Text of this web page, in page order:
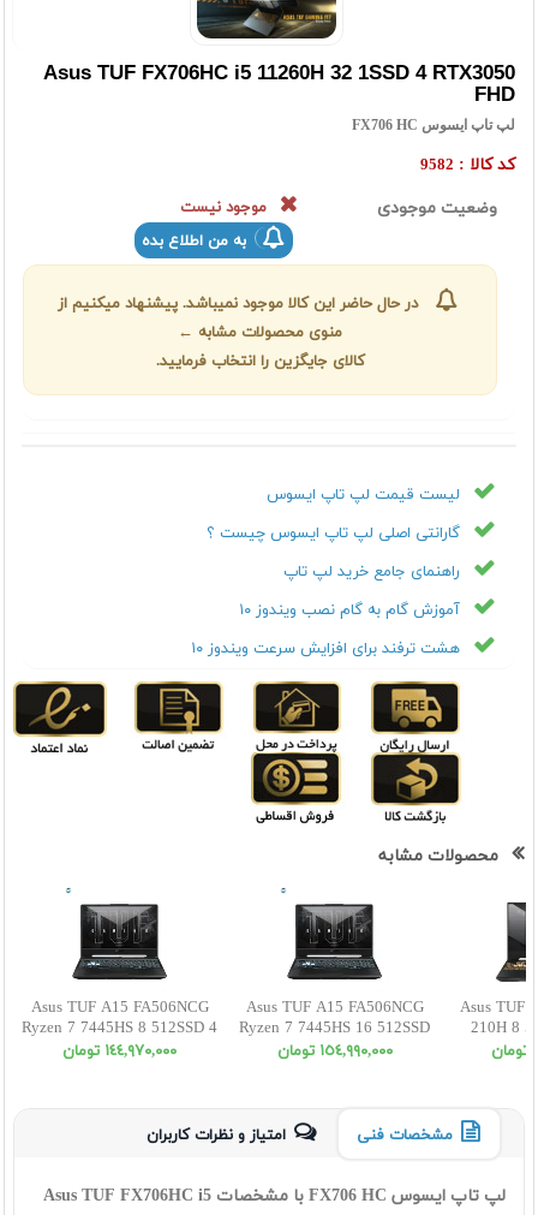
Asus TUF FX706HC i5 11260H 32 1SSD 4 RTX3050
FHD
لپ تاپ ایسوس FX706 HC
کد کالا : 9582
وضعیت موجودی
موجود نیست
به من اطلاع بده
در حال حاضر این کالا موجود نمیباشد. پیشنهاد میکنیم از
منوی محصولات مشابه ←
کالای جایگزین را انتخاب فرمایید.
لیست قیمت لپ تاپ ایسوس
گارانتی اصلی لپ تاپ ایسوس چیست ؟
راهنمای جامع خرید لپ تاپ
آموزش گام به گام نصب ویندوز ۱۰
هشت ترفند برای افزایش سرعت ویندوز ۱۰
محصولات مشابه
Asus TUF A15 FA506NCG
Ryzen 7 7445HS 8 512SSD 4
RTX3050 FHD
١٤٤,٩٧٠,٠٠٠ تومان
Asus TUF A15 FA506NCG
Ryzen 7 7445HS 16 512SSD
4 RTX3050 FHD
١٥٤,٩٩٠,٠٠٠ تومان
Asus TUF
210H 8
مشخصات فنی امتیاز و نظرات کاربران
لپ تاپ ایسوس FX706 HC با مشخصات Asus TUF FX706HC i5